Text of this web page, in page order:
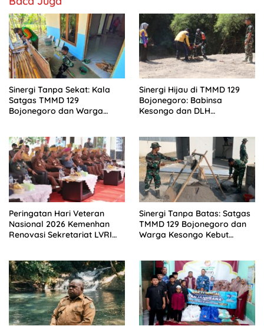
Sinergi Tanpa Sekat: Kala
Satgas TMMD 129
Bojonegoro dan Warga
Sinergi Hijau di TMMD 129
Bojonegoro: Babinsa
Kesongo dan DLH
Tanggul Sungai
Peringatan Hari Veteran
Nasional 2026 Kemenhan
Renovasi Sekretariat LVRI
Sinergi Tanpa Batas: Satgas
TMMD 129 Bojonegoro dan
Warga Kesongo Kebut